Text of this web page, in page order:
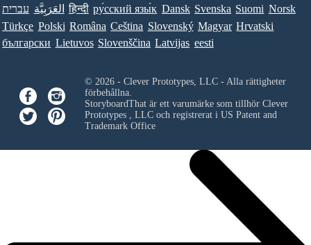
עברית العَرَبِيَّة हिन्दी ру́сский язы́к Dansk Svenska Suomi Norsk
Türkçe Polski Româna Ceština Slovenský Magyar Hrvatski
български Lietuvos Slovenščina Latvijas eesti
© 2026 - Clever Prototypes, LLC - Alla rättigheter
förbehållna.
StoryboardThat är ett varumärke som tillhör Clever
Prototypes , LLCoch registrerat i US Patent and
Trademark Office